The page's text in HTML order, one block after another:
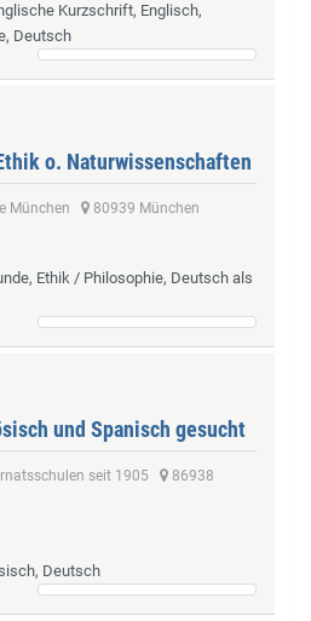
Kurzschrift, Englisch,
Deutsch
o. Naturwissenschaften
München 80939 München
Ethik / Philosophie, Deutsch als
und Spanisch gesucht
seit 1905
86938
Deutsch